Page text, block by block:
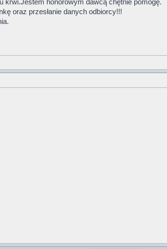
krwi.Jestem honorowym dawcą chętnie pomogę.
oraz przesłanie danych odbiorcy!!!